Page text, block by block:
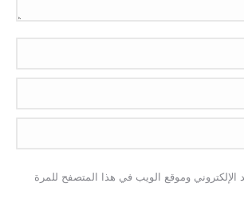
وموقع الويب في هذا المتصفح للمرة